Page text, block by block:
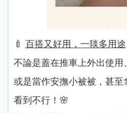
🍼 百搭又好用，一毯多用途
不論是蓋在推車上外出使用
或是當作安撫小被被，甚
看到不行！🌸